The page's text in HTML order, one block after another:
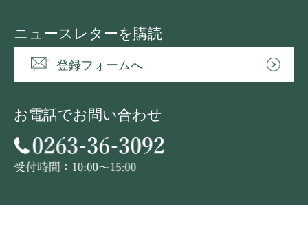
ニュースレターを購読
登録フォームへ
お電話でお問い合わせ